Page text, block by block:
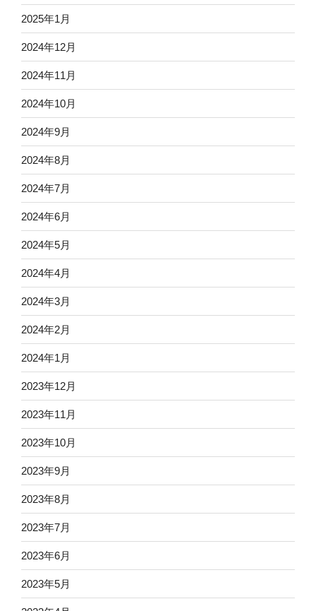
2025年1月
2024年12月
2024年11月
2024年10月
2024年9月
2024年8月
2024年7月
2024年6月
2024年5月
2024年4月
2024年3月
2024年2月
2024年1月
2023年12月
2023年11月
2023年10月
2023年9月
2023年8月
2023年7月
2023年6月
2023年5月